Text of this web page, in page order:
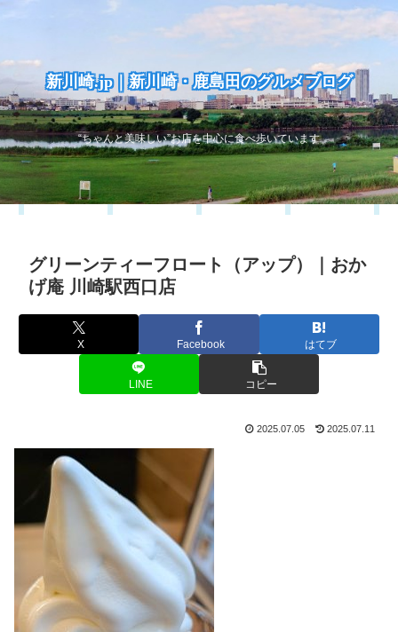
新川崎.jp｜新川崎・鹿島田のグルメブログ
“ちゃんと美味しい”お店を中心に食べ歩いています
グリーンティーフロート（アップ）｜おか
げ庵 川崎駅西口店
X Facebook はてブ
LINE コピー
2025.07.05 2025.07.11